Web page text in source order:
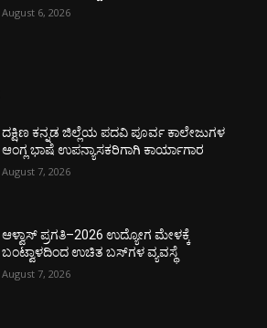
August 6, 2026
ದಕ್ಷಿಣ ಕನ್ನಡ ಜಿಲ್ಲೆಯ ಪದವಿ ಪೂರ್ವ ಕಾಲೇಜುಗಳ
ಆಂಗ್ಲ ಭಾಷೆ ಉಪನ್ಯಾಸಕರಿಗಾಗಿ ಕಾರ್ಯಾಗಾರ
August 7, 2026
ಆಳ್ವಾಸ್ ಪ್ರಗತಿ–2026 ಉದ್ಯೋಗ ಮೇಳಕ್ಕೆ
ಬಂಟ್ವಾಳದಿಂದ ಉಚಿತ ಬಸ್‌ಗಳ ವ್ಯವಸ್ಥೆ
August 7, 2026